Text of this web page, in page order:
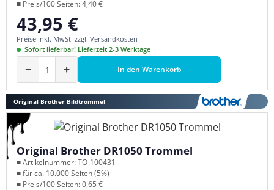
■ Preis/100 Seiten: 4,40 €
Regulärer Preis:
43,95 €
Preise inkl. MwSt. zzgl. Versandkosten
Sofort lieferbar! Lieferzeit 2-3 Werktage
− + In den Warenkorb
Original Brother Bildtrommel
Original Brother DR1050 Trommel
■ Artikelnummer: TO-100431
■ für ca. 10.000 Seiten (5%)
■ Preis/100 Seiten: 0,65 €